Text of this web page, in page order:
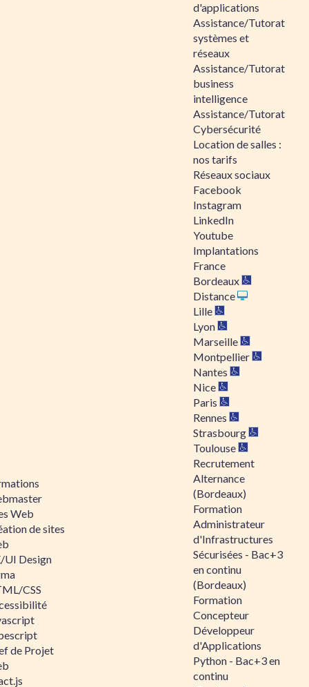
Web
de sites
UI Design
CSS
de Projet
d'applications
Assistance/Tutorat
systèmes et
réseaux
Assistance/Tutorat
business
intelligence
Assistance/Tutorat
Cybersécurité
Location de salles :
nos tarifs
Réseaux sociaux
Facebook
Instagram
LinkedIn
Youtube
Implantations
France
Bordeaux
Distance
Lille
Lyon
Marseille
Montpellier
Nantes
Nice
Paris
Rennes
Strasbourg
Toulouse
Recrutement
Alternance
(Bordeaux)
Formation
Administrateur
d'Infrastructures
Sécurisées - Bac+3
en continu
(Bordeaux)
Formation
Concepteur
Développeur
d'Applications
Python - Bac+3 en
continu